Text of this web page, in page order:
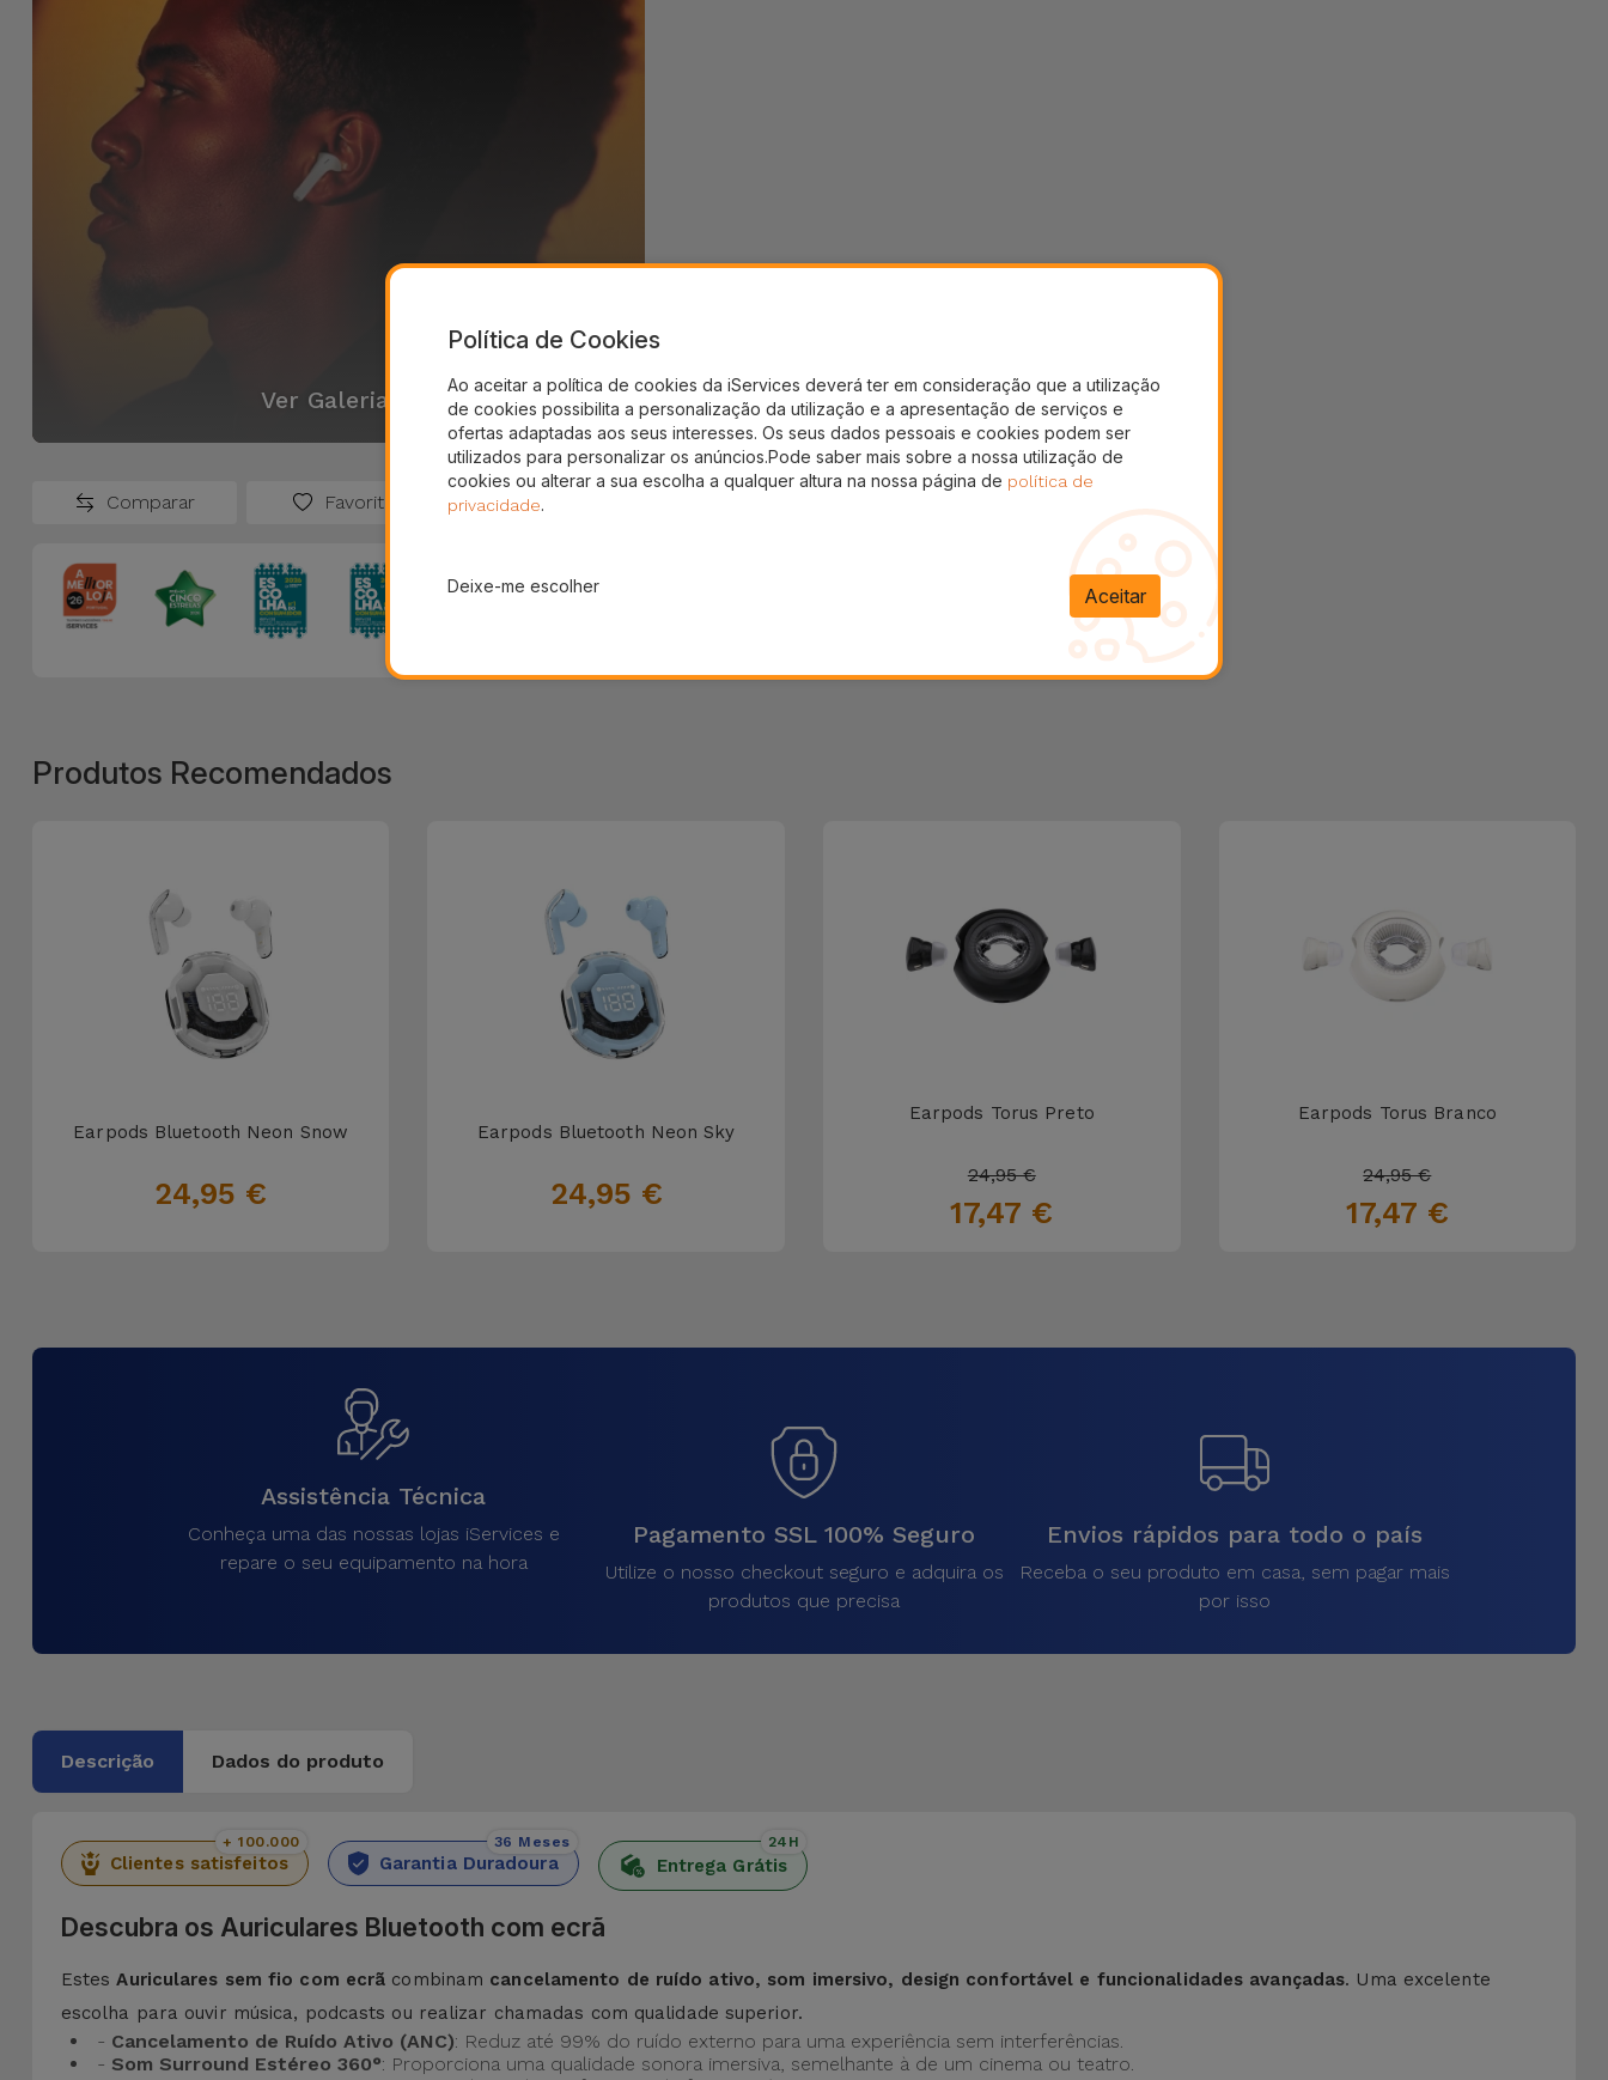
Ver Galeria
Comparar Favoritos
Produtos Recomendados
Earpods Bluetooth Neon Snow
24,95 €
Earpods Bluetooth Neon Sky
24,95 €
Earpods Torus Preto
24,95 €
17,47 €
Earpods Torus Branco
24,95 €
17,47 €
Assistência Técnica
Conheça uma das nossas lojas iServices e
repare o seu equipamento na hora
Pagamento SSL 100% Seguro
Utilize o nosso checkout seguro e adquira os
produtos que precisa
Envios rápidos para todo o país
Receba o seu produto em casa, sem pagar mais
por isso
Descrição Dados do produto
Clientes satisfeitos
+ 100.000
Garantia Duradoura
36 Meses
Entrega Grátis
24H
Descubra os Auriculares Bluetooth com ecrã
EstesAuriculares sem fio com ecrã combinam cancelamento de ruído ativo, som imersivo, design confortável e funcionalidades avançadas. Uma excelente
escolha para ouvir música, podcasts ou realizar chamadas com qualidade superior.
- Cancelamento de Ruído Ativo (ANC): Reduz até 99% do ruído externo para uma experiência sem interferências.
- Som Surround Estéreo 360°: Proporciona uma qualidade sonora imersiva, semelhante à de um cinema ou teatro.
Política de Cookies
Ao aceitar a política de cookies da iServices deverá ter em consideração que a utilização
de cookies possibilita a personalização da utilização e a apresentação de serviços e
ofertas adaptadas aos seus interesses. Os seus dados pessoais e cookies podem ser
utilizados para personalizar os anúncios.Pode saber mais sobre a nossa utilização de
cookies ou alterar a sua escolha a qualquer altura na nossa página de política de
privacidade.
Deixe-me escolher Aceitar